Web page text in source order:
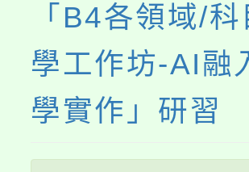
「B4各領域/
學工作坊-AI融
學實作」研習